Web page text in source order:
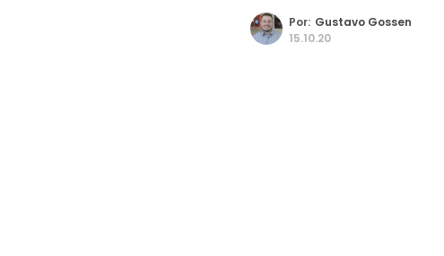
Por: Gustavo Gossen
15.10.20